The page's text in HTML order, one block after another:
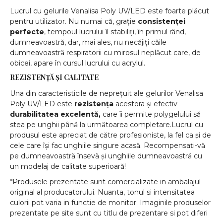
Lucrul cu gelurile Venalisa Poly UV/LED este foarte plăcut
pentru utilizator. Nu numai că, grație consistenței
perfecte, tempoul lucrului îl stabiliți, în primul rând,
dumneavoastră, dar, mai ales, nu necăjiți căile
dumneavoastră respiratorii cu mirosul neplăcut care, de
obicei, apare în cursul lucrului cu acrylul.
REZISTENȚĂ ȘI CALITATE
Una din caracteristicile de neprețuit ale gelurilor Venalisa
Poly UV/LED este rezistența acestora și efectiv
durabilitatea excelentă, care îi permite polygelului să
stea pe unghii până la următoarea completare.Lucrul cu
produsul este apreciat de către profesioniste, la fel ca și de
cele care își fac unghiile singure acasă. Recompensați-vă
pe dumneavoastră însevă și unghiile dumneavoastră cu
un modelaj de calitate superioară!
*Produsele prezentate sunt comercializate in ambalajul
original al producatorului. Nuanta, tonul si intensitatea
culorii pot varia in functie de monitor. Imaginile produselor
prezentate pe site sunt cu titlu de prezentare si pot diferi